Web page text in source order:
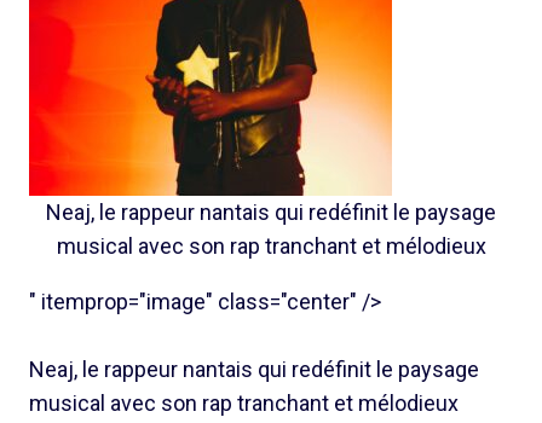
Neaj, le rappeur nantais qui redéfinit le paysage
musical avec son rap tranchant et mélodieux
" itemprop="image" class="center" />
Neaj, le rappeur nantais qui redéfinit le paysage
musical avec son rap tranchant et mélodieux